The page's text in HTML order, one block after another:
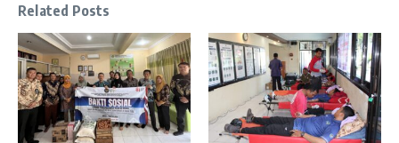
Related Posts